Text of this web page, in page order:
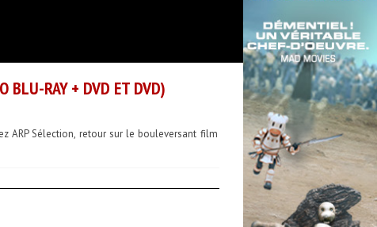
BLU-RAY + DVD ET DVD)
ARP Sélection, retour sur le bouleversant film